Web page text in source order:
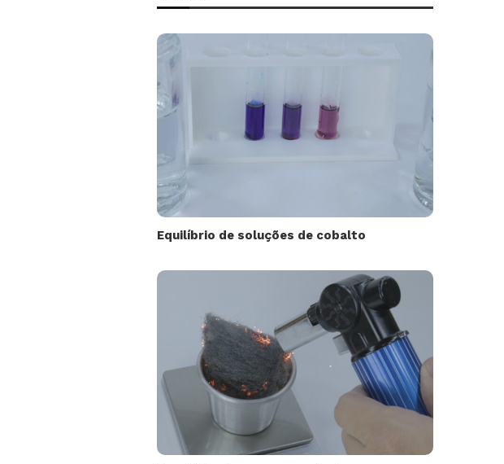
Equilíbrio de soluções de cobalto